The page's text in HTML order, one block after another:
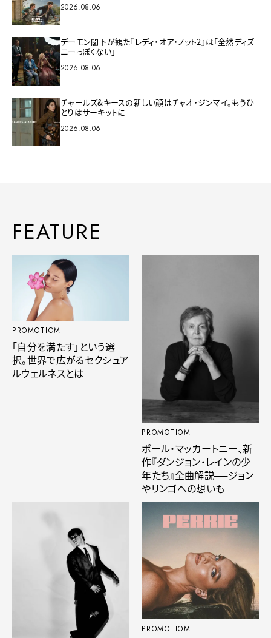
2026.08.06
デーモン閣下が観た『レディ・オア・ノット2』は「全然ディズ
ニーっぽくない」
2026.08.06
チャールズ&キースの新しい顔はチャオ・ジンマイ。もうひ
とりはサーキットに
2026.08.06
FEATURE
PROMOTIOM
「自分を満たす」という選
択。世界で広がるセクシュア
ルウェルネスとは
PROMOTIOM
ポール・マッカートニー、新
作『ダンジョン・レインの少
年たち』全曲解説──ジョン
やリンゴへの想いも
PROMOTIOM